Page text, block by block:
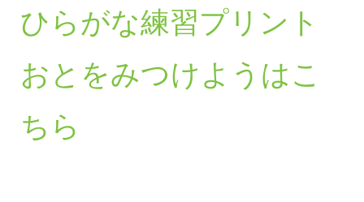
ひらがな練習プリント
おとをみつけようはこ
ちら